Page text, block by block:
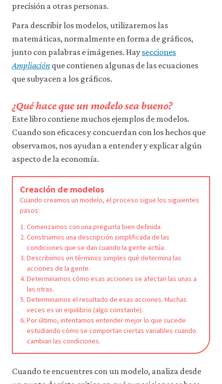
precisión a otras personas.
Para describir los modelos, utilizaremos las
matemáticas, normalmente en forma de gráficos,
junto con palabras e imágenes. Hay secciones
Ampliación que contienen algunas de las ecuaciones
que subyacen a los gráficos.
¿Qué hace que un modelo sea bueno?
Este libro contiene muchos ejemplos de modelos.
Cuando son eficaces y concuerdan con los hechos que
observamos, nos ayudan a entender y explicar algún
aspecto de la economía.
Creación de modelos
Cuando creamos un modelo, el proceso sigue los siguientes
pasos:
Comenzamos con una pregunta bien definida.
Construimos una descripción simplificada de las
condiciones que se dan cuando la gente actúa.
Describimos en términos simples qué determina las
acciones de la gente.
Determinamos cómo esas acciones se afectan las unas a
las otras.
Determinamos el resultado de esas acciones. Muchas
veces es un equilibrio (algo constante).
Por último, intentamos entender mejor lo que sucede
estudiando cómo se comportan ciertas variables cuando
cambian las condiciones.
Cuando te encuentres con un modelo, analiza desde